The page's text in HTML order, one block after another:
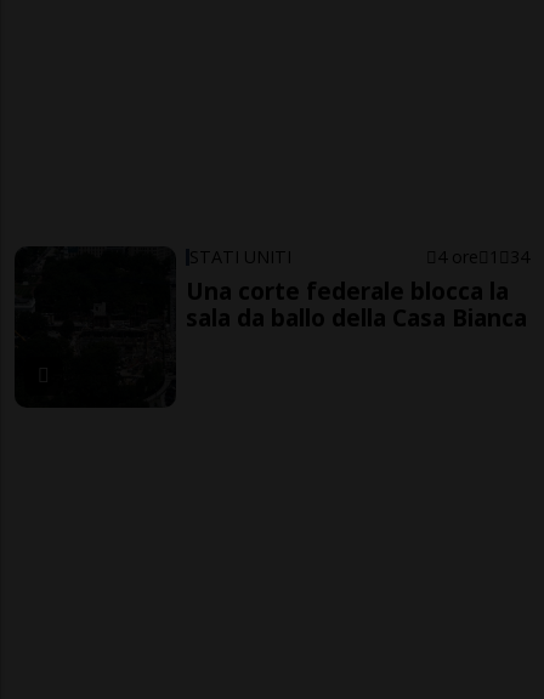
STATI UNITI 4 ore 1 34
Una corte federale blocca la
sala da ballo della Casa Bianca